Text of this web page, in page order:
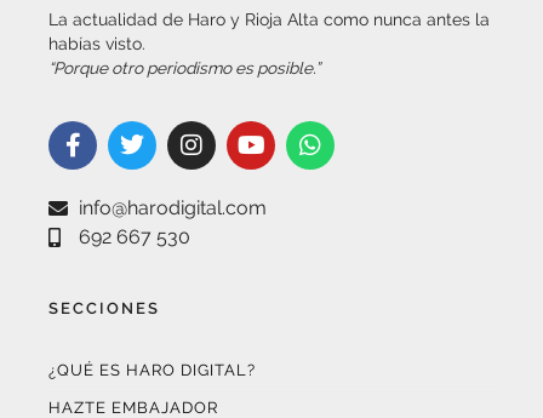
La actualidad de Haro y Rioja Alta como nunca antes la
habías visto.
“Porque otro periodismo es posible.”
info@harodigital.com
692 667 530
SECCIONES
¿QUÉ ES HARO DIGITAL?
HAZTE EMBAJADOR